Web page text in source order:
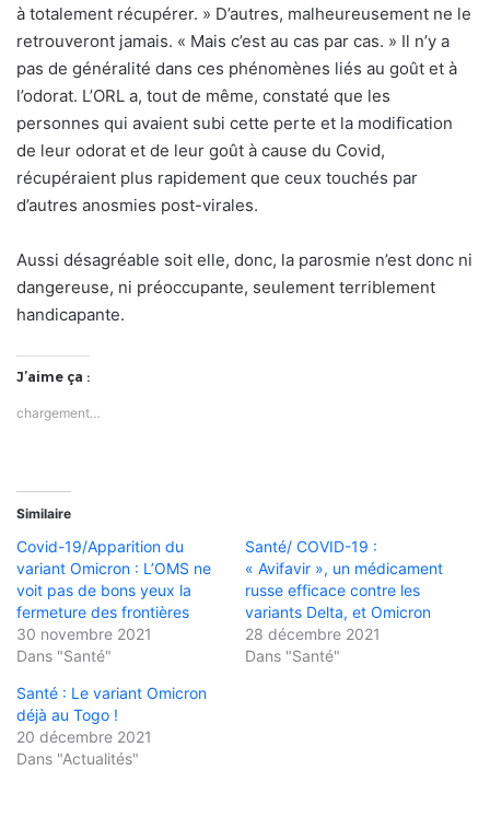
à totalement récupérer. » D’autres, malheureusement ne le
retrouveront jamais. « Mais c’est au cas par cas. » Il n’y a
pas de généralité dans ces phénomènes liés au goût et à
l’odorat. L’ORL a, tout de même, constaté que les
personnes qui avaient subi cette perte et la modification
de leur odorat et de leur goût à cause du Covid,
récupéraient plus rapidement que ceux touchés par
d’autres anosmies post-virales.
Aussi désagréable soit elle, donc, la parosmie n’est donc ni
dangereuse, ni préoccupante, seulement terriblement
handicapante.
J’aime ça :
chargement…
Similaire
Covid-19/Apparition du
variant Omicron : L’OMS ne
voit pas de bons yeux la
fermeture des frontières
30 novembre 2021
Dans "Santé"
Santé/ COVID-19 :
« Avifavir », un médicament
russe efficace contre les
variants Delta, et Omicron
28 décembre 2021
Dans "Santé"
Santé : Le variant Omicron
déjà au Togo !
20 décembre 2021
Dans "Actualités"